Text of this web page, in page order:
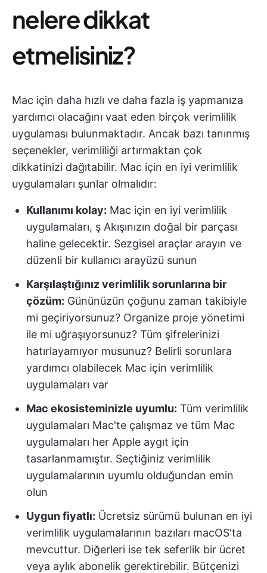
nelere dikkat
etmelisiniz?
Mac için daha hızlı ve daha fazla iş yapmanıza
yardımcı olacağını vaat eden birçok verimlilik
uygulaması bulunmaktadır. Ancak bazı tanınmış
seçenekler, verimliliği artırmaktan çok
dikkatinizi dağıtabilir. Mac için en iyi verimlilik
uygulamaları şunlar olmalıdır:
Kullanımı kolay: Mac için en iyi verimlilik
uygulamaları, ş Akışınızın doğal bir parçası
haline gelecektir. Sezgisel araçlar arayın ve
düzenli bir kullanıcı arayüzü sunun
Karşılaştığınız verimlilik sorunlarına bir
çözüm: Gününüzün çoğunu zaman takibiyle
mi geçiriyorsunuz? Organize proje yönetimi
ile mi uğraşıyorsunuz? Tüm şifrelerinizi
hatırlayamıyor musunuz? Belirli sorunlara
yardımcı olabilecek Mac için verimlilik
uygulamaları var
Mac ekosisteminizle uyumlu: Tüm verimlilik
uygulamaları Mac'te çalışmaz ve tüm Mac
uygulamaları her Apple aygıt için
tasarlanmamıştır. Seçtiğiniz verimlilik
uygulamalarının uyumlu olduğundan emin
olun
Uygun fiyatlı: Ücretsiz sürümü bulunan en iyi
verimlilik uygulamalarının bazıları macOS'ta
mevcuttur. Diğerleri ise tek seferlik bir ücret
veya aylık abonelik gerektirebilir. Bütçenizi